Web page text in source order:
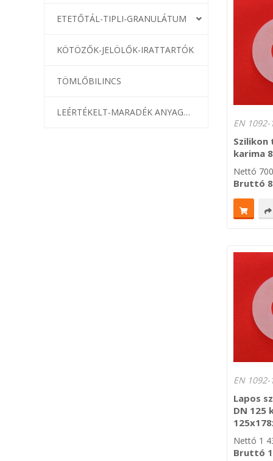
ETETŐTÁL-TIPLI-GRANULÁTUM
KÖTÖZŐK-JELÖLŐK-IRATTARTÓK
TÖMLŐBILINCS
LEÉRTÉKELT-MARADÉK ANYAGOK
EN
Szilikon
karima
Nettó 700
Bruttó
EN
Lapos
DN 125
Nettó 1
Bruttó